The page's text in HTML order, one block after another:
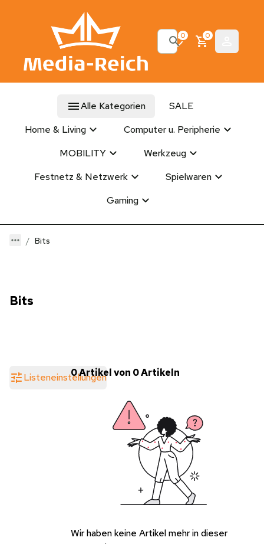
0 0
Alle Kategorien
SALE
Home & Living
Computer u. Peripherie
MOBILITY
Werkzeug
Festnetz & Netzwerk
Spielwaren
Gaming
Bits
Bits
Listeneinstellungen0 Artikel von 0 Artikeln
Wir haben keine Artikel mehr in dieser